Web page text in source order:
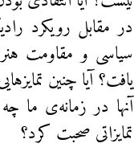
در مقابل رویکرد
سیاسی و مقاومت
یافت؟‌ آیا چنین
آنها در زمانه‌ی ما
تمایزاتی صحبت کرد؟‌